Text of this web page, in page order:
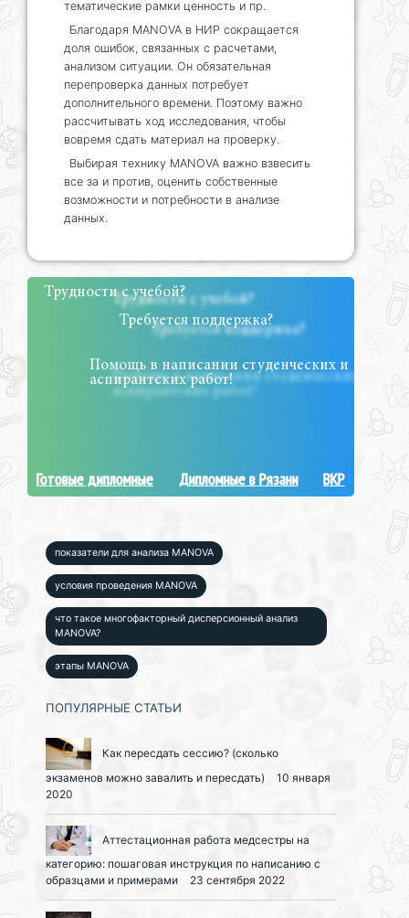
тематические рамки ценность и пр.
Благодаря MANOVA в НИР сокращается
доля ошибок, связанных с расчетами,
анализом ситуации. Он обязательная
перепроверка данных потребует
дополнительного времени. Поэтому важно
рассчитывать ход исследования, чтобы
вовремя сдать материал на проверку.
Выбирая технику MANOVA важно взвесить
все за и против, оценить собственные
возможности и потребности в анализе
данных.
Трудности с учебой?
Требуется поддержка?
Помощь в написании студенческих и
аспирантских работ!
Готовые дипломные Дипломные в Рязани ВКР
показатели для анализа MANOVA
условия проведения MANOVA
что такое многофакторный дисперсионный анализ
MANOVA?
этапы MANOVA
ПОПУЛЯРНЫЕ СТАТЬИ
Как пересдать сессию? (сколько
экзаменов можно завалить и пересдать)
10 января
2020
Аттестационная работа медсестры на
категорию: пошаговая инструкция по написанию с
образцами и примерами
23 сентября 2022